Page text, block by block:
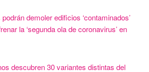
demoler edificios ‘contaminados’
la ‘segunda ola de coronavirus’ en
descubren 30 variantes distintas del